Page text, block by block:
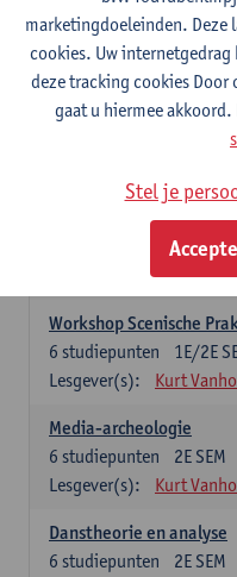
praktijkgeoriënteerde
onderdeel opgenomen worden
Professionele Stage
1E/2E
6studiepunten
Benjamin
Wetenschappelijke
1E/2E
studiepunten
Kurt
Benjamin
Workshop Scenische
1E/2E
6 studiepunten
Lesgever(s):
Kurt
Media-archeologie
2E SEM
6 studiepunten
Lesgever(s):
Kurt
Danstheorie en analyse
2E SEM
6 studiepunten
marketingdoeleinden. Deze
cookies. Uw
deze tracking cookies
gaat u hiermee akkoord.
Stel je